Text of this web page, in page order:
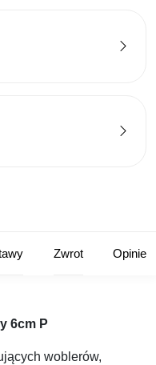
Zwrot Opinie
6cm P
woblerów,